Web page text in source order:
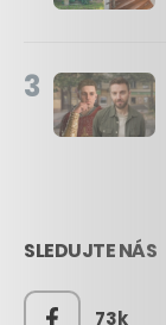
3
SLEDUJTE NÁS
73k